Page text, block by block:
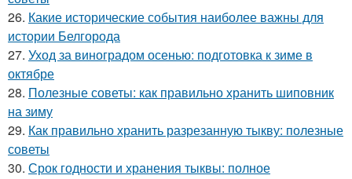
26. Какие исторические события наиболее важны для
истории Белгорода
27. Уход за виноградом осенью: подготовка к зиме в
октябре
28. Полезные советы: как правильно хранить шиповник
на зиму
29. Как правильно хранить разрезанную тыкву: полезные
советы
30. Срок годности и хранения тыквы: полное